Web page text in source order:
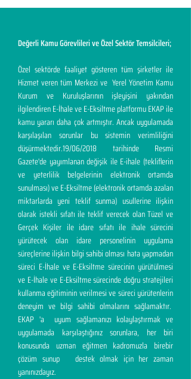
Değerli Kamu Görevlileri ve Özel Sektör Temsilcileri;
Özel sektörde faaliyet gösteren tüm şirketler ile
Hizmet veren tüm Merkezi ve Yerel Yönetim Kamu
Kurum ve Kuruluşlarının işleyişini yakından
ilgilendiren E-İhale ve E-Eksiltme platformu EKAP ile
kamu yararı daha çok artmıştır. Ancak uygulamada
karşılaşılan sorunlar bu sistemin verimliliğini
düşürmektedir.19/06/2018 tarihinde Resmi
Gazete'de yayımlanan değişik ile E-ihale (tekliflerin
ve yeterlilik belgelerinin elektronik ortamda
sunulması) ve E-Eksiltme (elektronik ortamda azalan
miktarlarda yeni teklif sunma) usullerine ilişkin
olarak istekli sıfatı ile teklif verecek olan Tüzel ve
Gerçek Kişiler ile idare sıfatı ile ihale sürecini
yürütecek olan idare personelinin uygulama
süreçlerine ilişkin bilgi sahibi olması hata yapmadan
süreci E-İhale ve E-Eksiltme sürecinin yürütülmesi
ve E-İhale ve E-Eksiltme sürecinde doğru stratejileri
kullanma eğitiminin verilmesi ve süreci yürütenlerin
deneyim ve bilgi sahibi olmalarını sağlamaktır.
EKAP 'a uyum sağlamanızı kolaylaştırmak ve
uygulamada karşılaştığınız sorunlara, her biri
konusunda uzman eğitmen kadromuzla birebir
çözüm sunup destek olmak için her zaman
yanınızdayız.